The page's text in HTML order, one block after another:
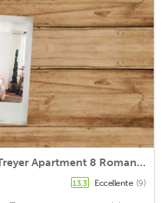
Enchanting Apartment “Treyer Apartment 8 Romantica” with Mountain View, Wi-Fi, Terrace & Garden; Parking Available
13,3 Eccellente (9)